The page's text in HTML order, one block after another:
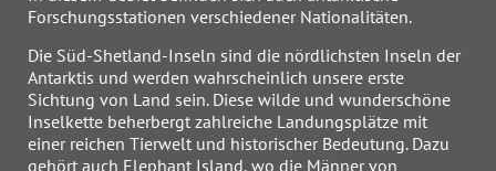
Forschungsstationen verschiedener Nationalitäten.
Die Süd-Shetland-Inseln sind die nördlichsten Inseln der
Antarktis und werden wahrscheinlich unsere erste
Sichtung von Land sein. Diese wilde und wunderschöne
Inselkette beherbergt zahlreiche Landungsplätze mit
einer reichen Tierwelt und historischer Bedeutung. Dazu
gehört auch Elephant Island, wo die Männer von